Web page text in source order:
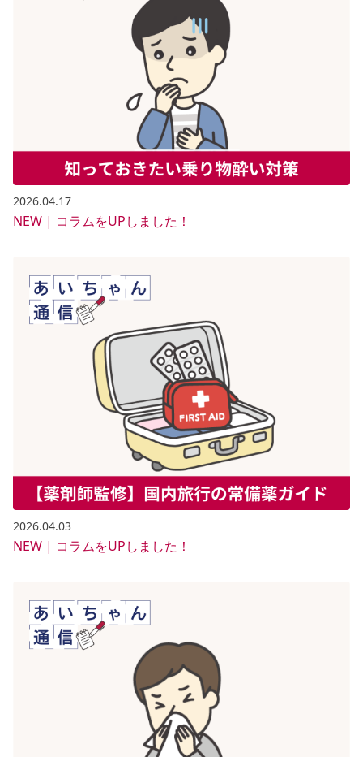
2026.04.17
NEW | コラムをUPしました！
2026.04.03
NEW | コラムをUPしました！